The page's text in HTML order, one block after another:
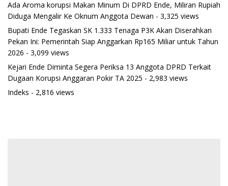
Ada Aroma korupsi Makan Minum Di DPRD Ende, Miliran Rupiah
Diduga Mengalir Ke Oknum Anggota Dewan - 3,325 views
Bupati Ende Tegaskan SK 1.333 Tenaga P3K Akan Diserahkan
Pekan Ini: Pemerintah Siap Anggarkan Rp165 Miliar untuk Tahun
2026 - 3,099 views
Kejari Ende Diminta Segera Periksa 13 Anggota DPRD Terkait
Dugaan Korupsi Anggaran Pokir TA 2025 - 2,983 views
Indeks - 2,816 views